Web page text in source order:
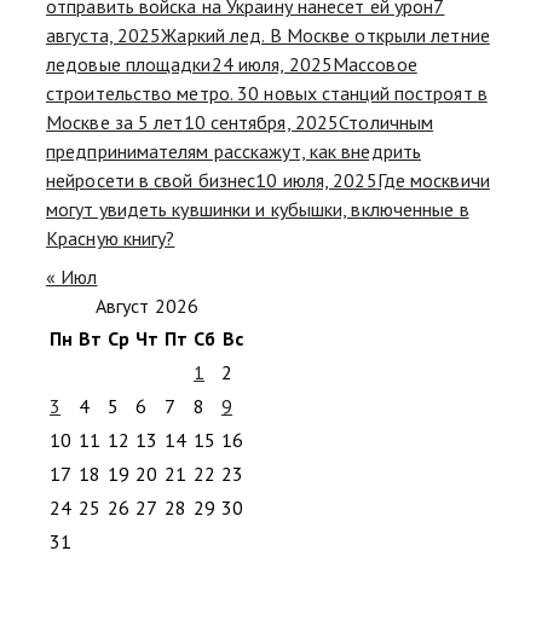
отправить войска на Украину нанесет ей урон7
августа, 2025Жаркий лед. В Москве открыли летние
ледовые площадки24 июля, 2025Массовое
строительство метро. 30 новых станций построят в
Москве за 5 лет10 сентября, 2025Столичным
предпринимателям расскажут, как внедрить
нейросети в свой бизнес10 июля, 2025Где москвичи
могут увидеть кувшинки и кубышки, включенные в
Красную книгу?
« Июл
Август 2026
Пн Вт Ср Чт Пт Сб Вс
1
2
3
4 5 6 7 8
9
10 11 12 13 14 15 16
17 18 19 20 21 22 23
24 25 26 27 28 29 30
31